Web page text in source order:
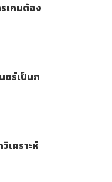
เกมต้อง
ตร์เป็นก
เคราะห์